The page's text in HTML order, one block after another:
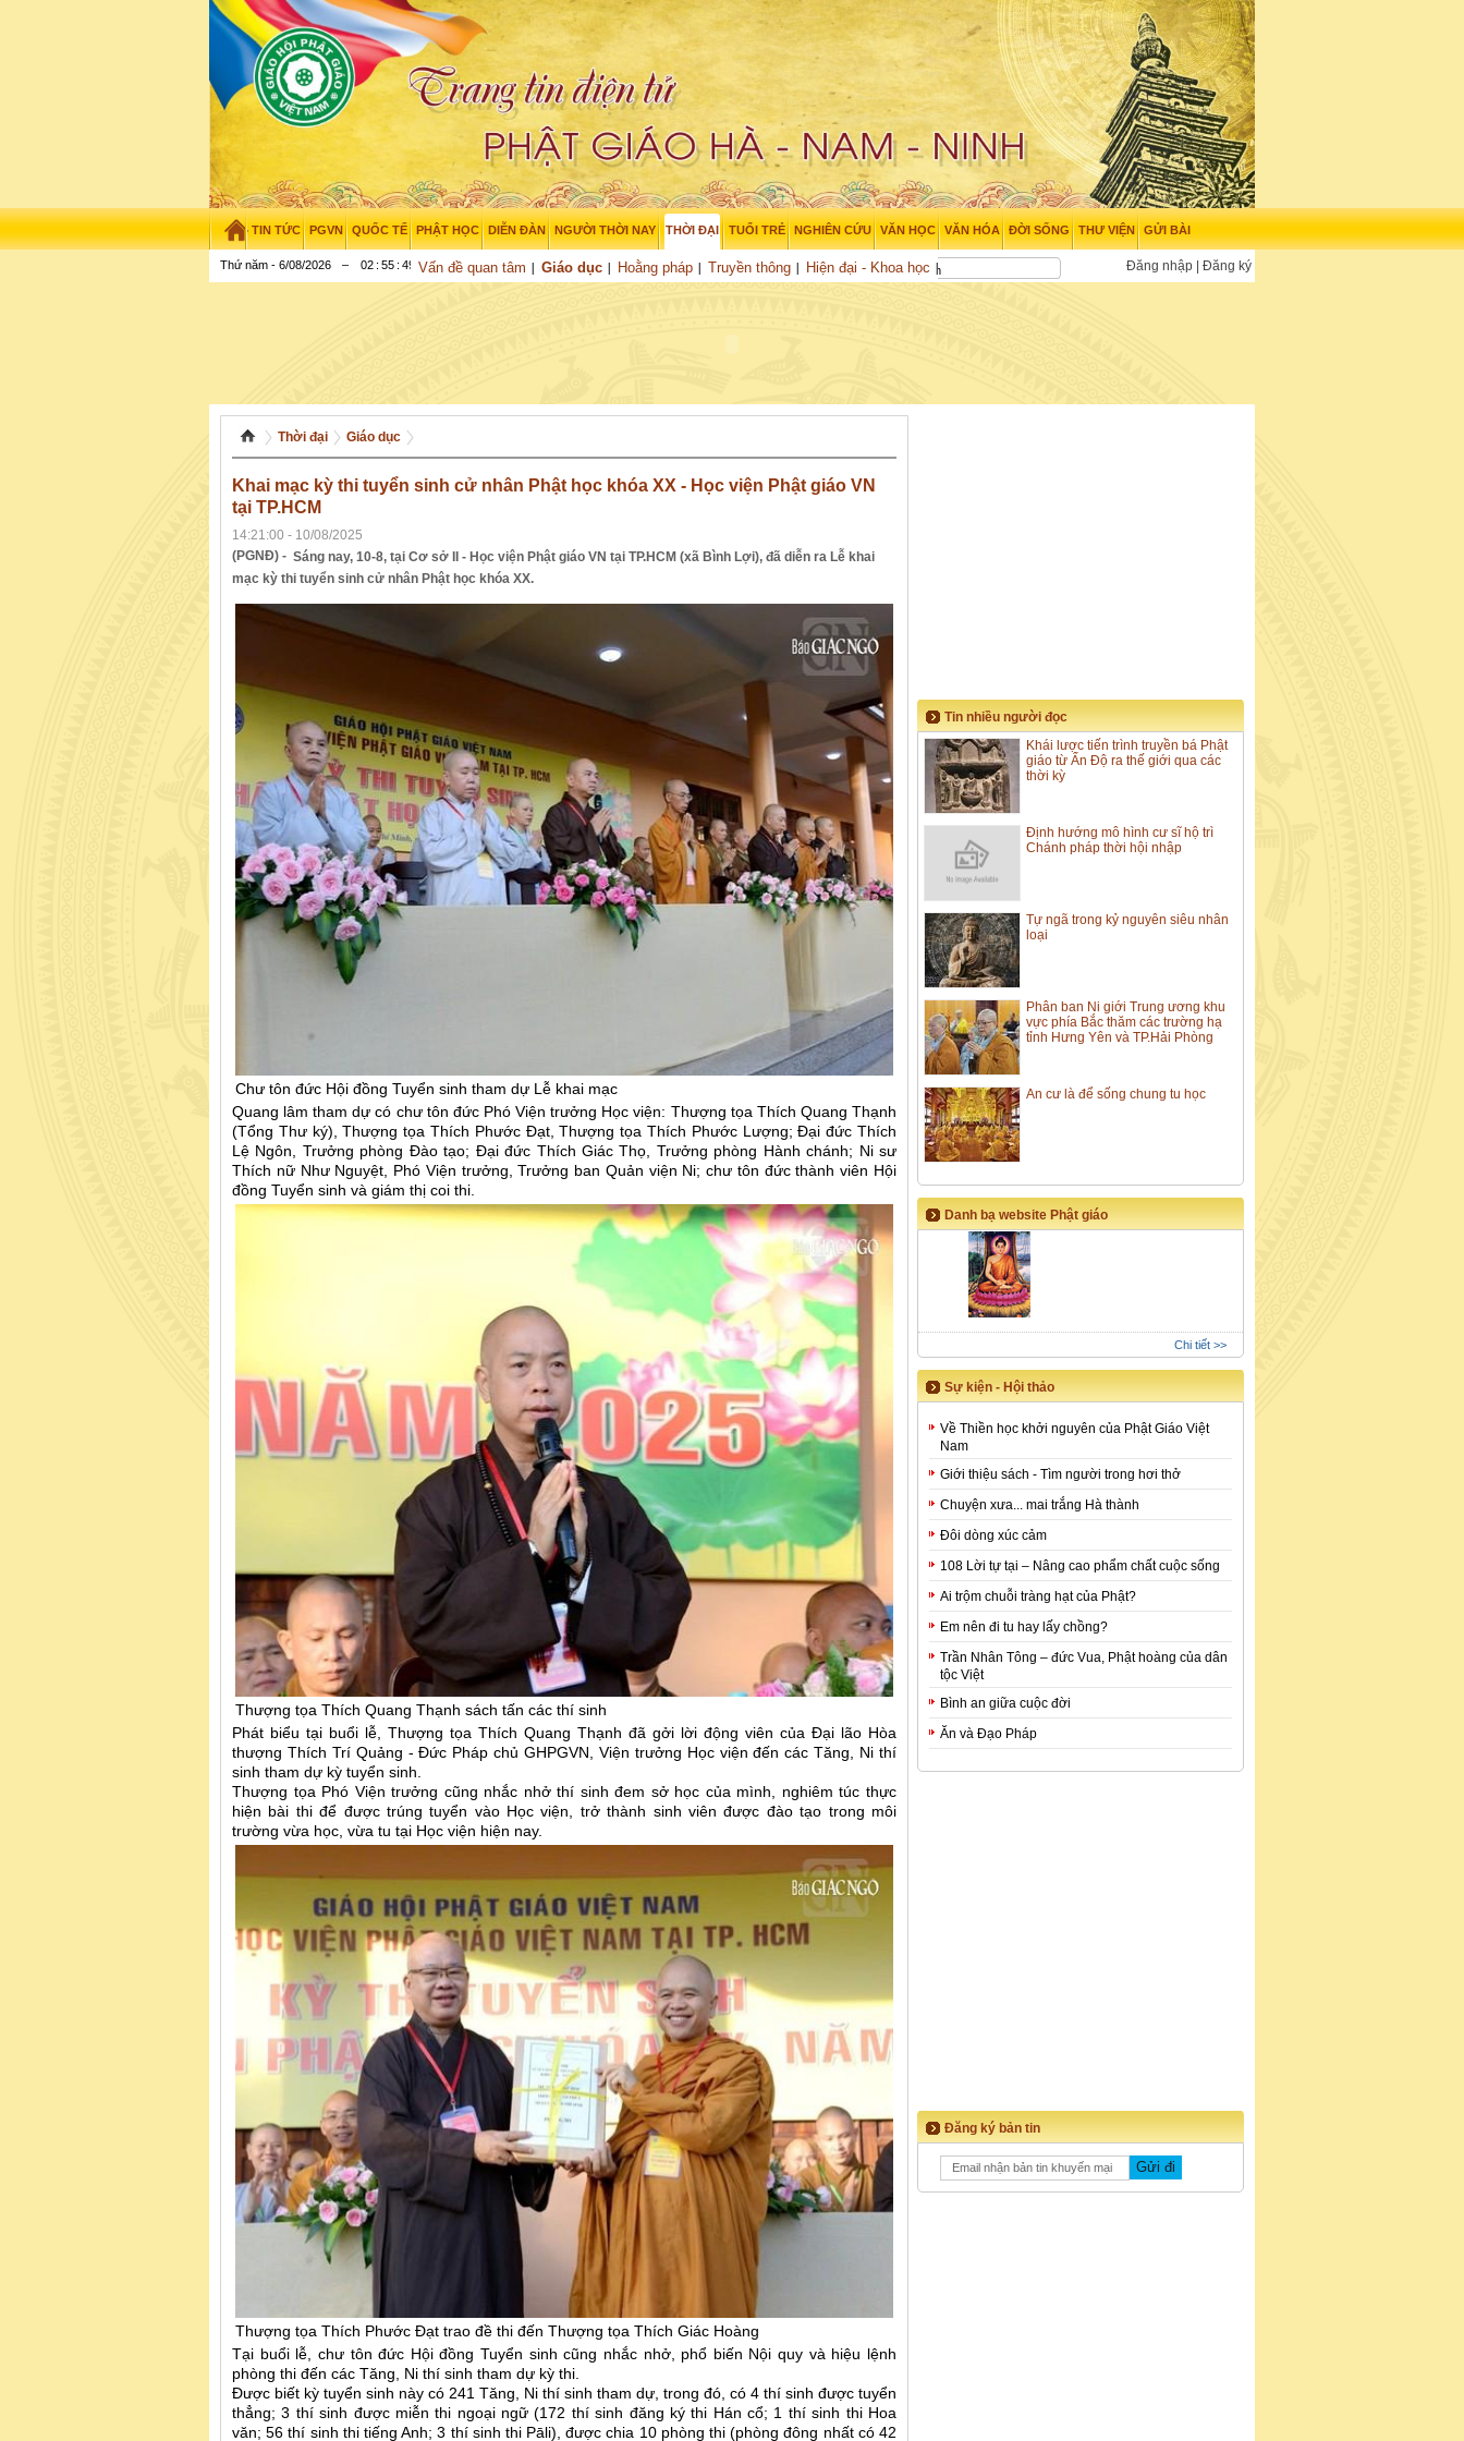
TIN TỨC PGVN QUỐC TẾ PHẬT HỌC DIỄN ĐÀN NGƯỜI THỜI NAY THỜI ĐẠI
Vấn đề quan tâm Giáo dục Hoằng pháp Truyền thông Hiện đại - Khoa học
TUỔI TRẺ NGHIÊN CỨU VĂN HỌC VĂN HÓA ĐỜI SỐNG THƯ VIỆN GỬI BÀI
Thứ năm - 6/08/2026 – 02 : 55 : 50 Đăng nhập Đăng ký
Thời đại Giáo dục
Khai mạc kỳ thi tuyển sinh cử nhân Phật học khóa XX - Học viện Phật giáo VN
tại TP.HCM
14:21:00 - 10/08/2025
(PGNĐ) - Sáng nay, 10-8, tại Cơ sở II - Học viện Phật giáo VN tại TP.HCM (xã Bình Lợi), đã diễn ra Lễ khai
mạc kỳ thi tuyển sinh cử nhân Phật học khóa XX.
Chư tôn đức Hội đồng Tuyển sinh tham dự Lễ khai mạc
Quang lâm tham dự có chư tôn đức Phó Viện trưởng Học viện: Thượng tọa Thích Quang Thạnh
(Tổng Thư ký), Thượng tọa Thích Phước Đạt, Thượng tọa Thích Phước Lượng; Đại đức Thích
Lệ Ngôn, Trưởng phòng Đào tạo; Đại đức Thích Giác Thọ, Trưởng phòng Hành chánh; Ni sư
Thích nữ Như Nguyệt, Phó Viện trưởng, Trưởng ban Quản viện Ni; chư tôn đức thành viên Hội
đồng Tuyển sinh và giám thị coi thi.
Thượng tọa Thích Quang Thạnh sách tấn các thí sinh
Phát biểu tại buổi lễ, Thượng tọa Thích Quang Thạnh đã gởi lời động viên của Đại lão Hòa
thượng Thích Trí Quảng - Đức Pháp chủ GHPGVN, Viện trưởng Học viện đến các Tăng, Ni thí
sinh tham dự kỳ tuyển sinh.
Thượng tọa Phó Viện trưởng cũng nhắc nhở thí sinh đem sở học của mình, nghiêm túc thực
hiện bài thi để được trúng tuyển vào Học viện, trở thành sinh viên được đào tạo trong môi
trường vừa học, vừa tu tại Học viện hiện nay.
Thượng tọa Thích Phước Đạt trao đề thi đến Thượng tọa Thích Giác Hoàng
Tại buổi lễ, chư tôn đức Hội đồng Tuyển sinh cũng nhắc nhở, phổ biến Nội quy và hiệu lệnh
phòng thi đến các Tăng, Ni thí sinh tham dự kỳ thi.
Được biết kỳ tuyển sinh này có 241 Tăng, Ni thí sinh tham dự, trong đó, có 4 thí sinh được tuyển
thẳng; 3 thí sinh được miễn thi ngoại ngữ (172 thí sinh đăng ký thi Hán cổ; 1 thí sinh thi Hoa
văn; 56 thí sinh thi tiếng Anh; 3 thí sinh thi Pāli), được chia 10 phòng thi (phòng đông nhất có 42
Tin nhiều người đọc
Khái lược tiến trình truyền bá Phật
giáo từ Ấn Độ ra thế giới qua các
thời kỳ
Định hướng mô hình cư sĩ hộ trì
Chánh pháp thời hội nhập
Tự ngã trong kỷ nguyên siêu nhân
loại
Phân ban Ni giới Trung ương khu
vực phía Bắc thăm các trường hạ
tỉnh Hưng Yên và TP.Hải Phòng
An cư là để sống chung tu học
Danh bạ website Phật giáo
Chi tiết >>
Sự kiện - Hội thảo
Về Thiền học khởi nguyên của Phật Giáo Việt
Nam
Giới thiệu sách - Tìm người trong hơi thở
Chuyện xưa... mai trắng Hà thành
Đôi dòng xúc cảm
108 Lời tự tại – Nâng cao phẩm chất cuộc sống
Ai trộm chuỗi tràng hạt của Phật?
Em nên đi tu hay lấy chồng?
Trần Nhân Tông – đức Vua, Phật hoàng của dân
tộc Việt
Bình an giữa cuộc đời
Ăn và Đạo Pháp
Đăng ký bản tin